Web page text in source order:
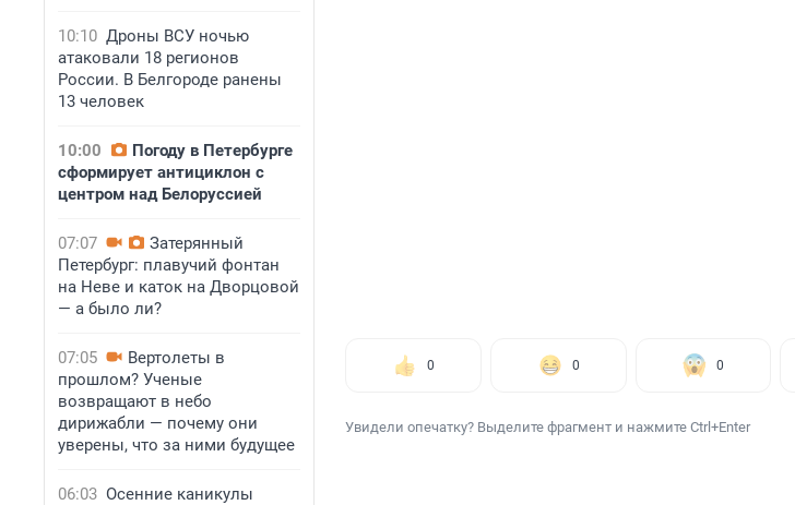
10:10 Дроны ВСУ ночью
атаковали 18 регионов
России. В Белгороде ранены
13 человек
10:00
Погоду в Петербурге
сформирует антициклон с
центром над Белоруссией
07:07
Затерянный
Петербург: плавучий фонтан
на Неве и каток на Дворцовой
— а было ли?
07:05
Вертолеты в
прошлом? Ученые
возвращают в небо
дирижабли — почему они
уверены, что за ними будущее
06:03 Осенние каникулы
0 0 0
Увидели опечатку? Выделите фрагмент и нажмите Ctrl+Enter